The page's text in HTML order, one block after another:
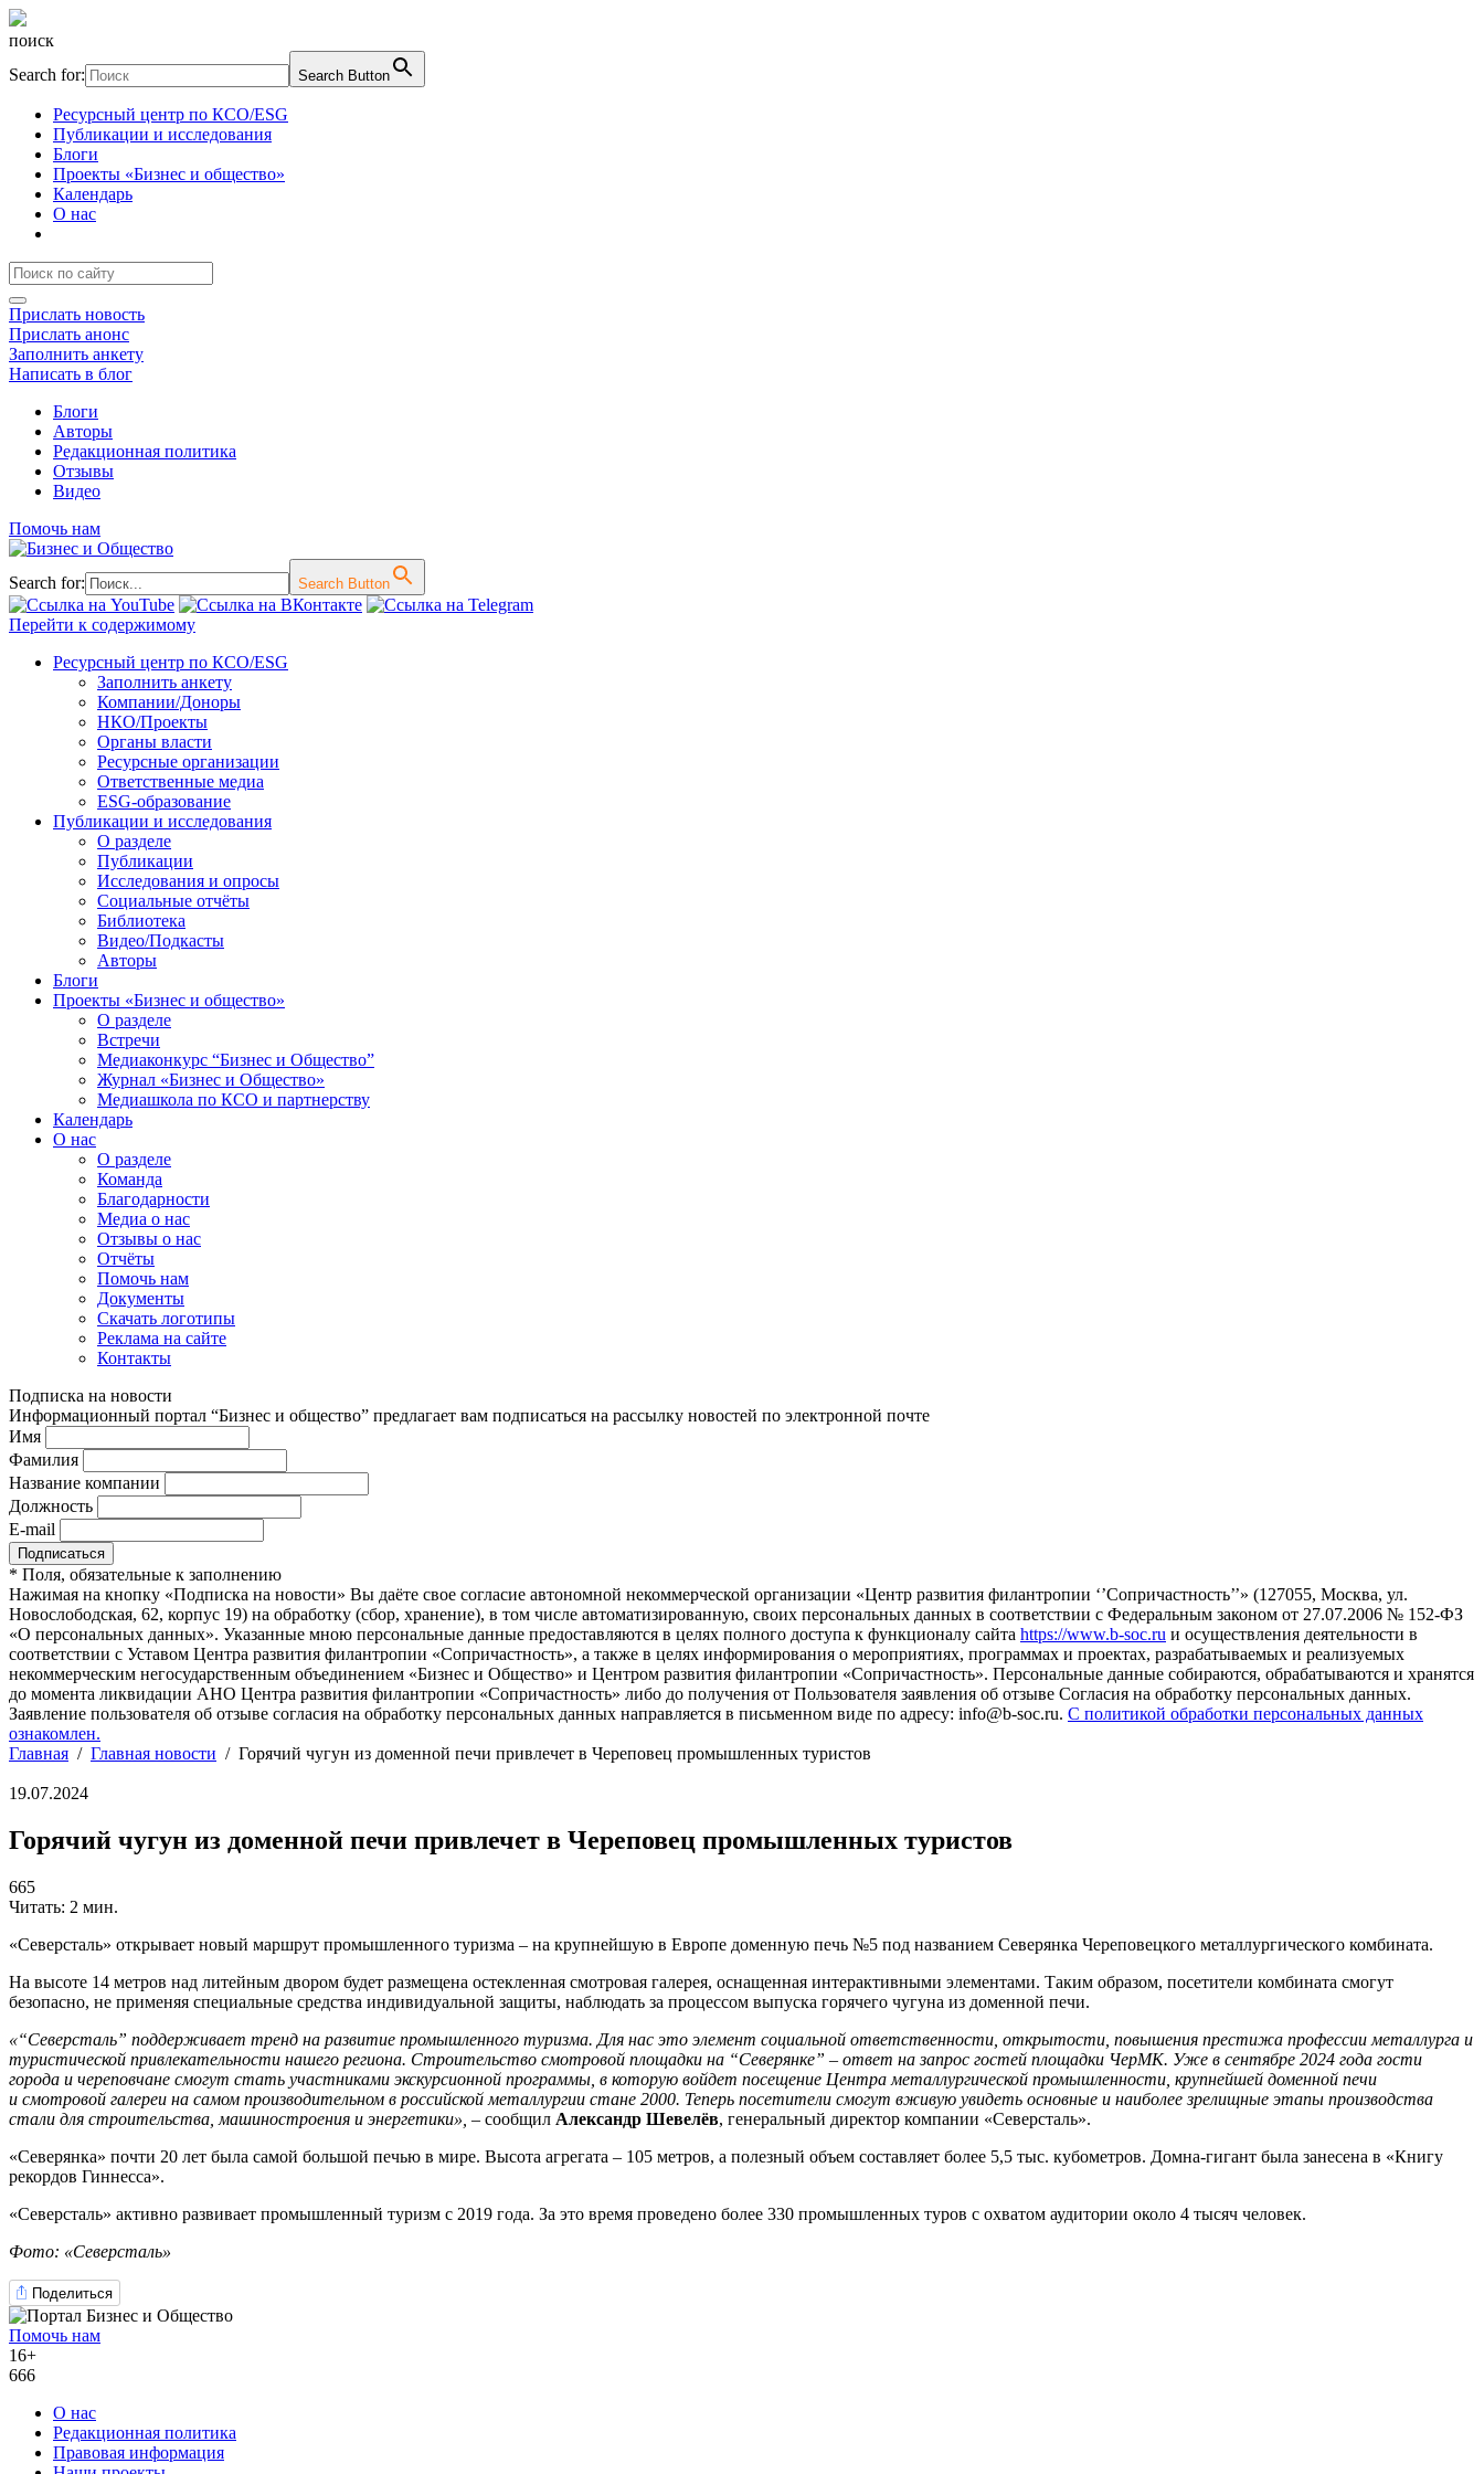
поиск
Search for:
Search Button
Ресурсный центр по КСО/ESG
Публикации и исследования
Блоги
Проекты «Бизнес и общество»
Календарь
О нас
Прислать новость
Прислать анонс
Заполнить анкету
Написать в блог
Блоги
Авторы
Редакционная политика
Отзывы
Видео
Помочь нам
Search for: Search Button
Перейти к содержимому
Ресурсный центр по КСО/ESG
Заполнить анкету
Компании/Доноры
НКО/Проекты
Органы власти
Ресурсные организации
Ответственные медиа
ESG-образование
Публикации и исследования
О разделе
Публикации
Исследования и опросы
Социальные отчёты
Библиотека
Видео/Подкасты
Авторы
Блоги
Проекты «Бизнес и общество»
О разделе
Встречи
Медиаконкурс “Бизнес и Общество”
Журнал «Бизнес и Общество»
Медиашкола по КСО и партнерству
Календарь
О нас
О разделе
Команда
Благодарности
Медиа о нас
Отзывы о нас
Отчёты
Помочь нам
Документы
Скачать логотипы
Реклама на сайте
Контакты
Подписка на новости
Информационный портал “Бизнес и общество” предлагает вам подписаться на рассылку новостей по электронной почте
Имя
Фамилия
Название компании
Должность
E-mail
* Поля, обязательные к заполнению
Нажимая на кнопку «Подписка на новости» Вы даёте свое согласие автономной некоммерческой организации «Центр развития филантропии ‘’Сопричастность’’» (127055, Москва, ул.
Новослободская, 62, корпус 19) на обработку (сбор, хранение), в том числе автоматизированную, своих персональных данных в соответствии с Федеральным законом от 27.07.2006 № 152-ФЗ
«О персональных данных». Указанные мною персональные данные предоставляются в целях полного доступа к функционалу сайта https://www.b-soc.ru и осуществления деятельности в
соответствии с Уставом Центра развития филантропии «Сопричастность», а также в целях информирования о мероприятиях, программах и проектах, разрабатываемых и реализуемых
некоммерческим негосударственным объединением «Бизнес и Общество» и Центром развития филантропии «Сопричастность». Персональные данные собираются, обрабатываются и хранятся
до момента ликвидации АНО Центра развития филантропии «Сопричастность» либо до получения от Пользователя заявления об отзыве Согласия на обработку персональных данных.
Заявление пользователя об отзыве согласия на обработку персональных данных направляется в письменном виде по адресу: info@b-soc.ru. С политикой обработки персональных данных
ознакомлен.
Главная / Главная новости / Горячий чугун из доменной печи привлечет в Череповец промышленных туристов
19.07.2024
Горячий чугун из доменной печи привлечет в Череповец промышленных туристов
665
Читать: 2 мин.
«Северсталь» открывает новый маршрут промышленного туризма – на крупнейшую в Европе доменную печь №5 под названием Северянка Череповецкого металлургического комбината.
На высоте 14 метров над литейным двором будет размещена остекленная смотровая галерея, оснащенная интерактивными элементами. Таким образом, посетители комбината смогут
безопасно, не применяя специальные средства индивидуальной защиты, наблюдать за процессом выпуска горячего чугуна из доменной печи.
«“Северсталь” поддерживает тренд на развитие промышленного туризма. Для нас это элемент социальной ответственности, открытости, повышения престижа профессии металлурга и
туристической привлекательности нашего региона. Строительство смотровой площадки на “Северянке” – ответ на запрос гостей площадки ЧерМК. Уже в сентябре 2024 года гости
города и череповчане смогут стать участниками экскурсионной программы, в которую войдет посещение Центра металлургической промышленности, крупнейшей доменной печи
и смотровой галереи на самом производительном в российской металлургии стане 2000. Теперь посетители смогут вживую увидеть основные и наиболее зрелищные этапы производства
стали для строительства, машиностроения и энергетики», – сообщил Александр Шевелёв, генеральный директор компании «Северсталь».
«Северянка» почти 20 лет была самой большой печью в мире. Высота агрегата – 105 метров, а полезный объем составляет более 5,5 тыс. кубометров. Домна-гигант была занесена в «Книгу
рекордов Гиннесса».
«Северсталь» активно развивает промышленный туризм с 2019 года. За это время проведено более 330 промышленных туров с охватом аудитории около 4 тысяч человек.
Фото: «Северсталь»
Поделиться
Помочь нам
16+
666
О нас
Редакционная политика
Правовая информация